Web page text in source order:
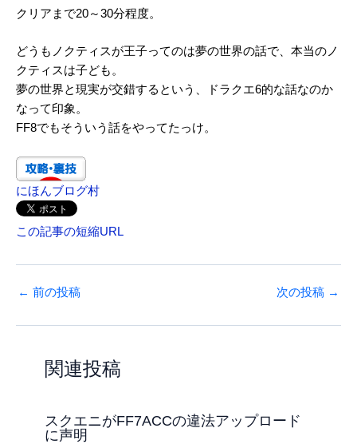
クリアまで20～30分程度。
どうもノクティスが王子ってのは夢の世界の話で、本当のノ
クティスは子ども。
夢の世界と現実が交錯するという、ドラクエ6的な話なのか
なって印象。
FF8でもそういう話をやってたっけ。
にほんブログ村
この記事の短縮URL
← 前の投稿 次の投稿 →
関連投稿
スクエニがFF7ACCの違法アップロード
に声明